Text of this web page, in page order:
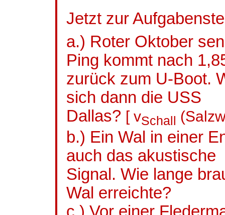
Jetzt zur
a.) Roter Oktober
Ping kommt nach
zurück zum U-Boot.
sich dann die USS
Dallas? [vSchall
b.) Ein Wal in einer
auch das akustische
Signal. Wie lange
Wal erreichte?